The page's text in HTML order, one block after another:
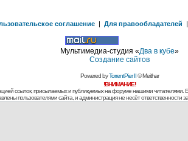
соглашение | Для правообладателей |
Мультимедиа-студия «Два в кубе»
Создание сайтов
Powered byTorrentPier II© Meithar
!ВНИМАНИЕ!
ссылок, присылаемых и публикуемых на форуме нашими
пользователями сайта, и администрация не несёт